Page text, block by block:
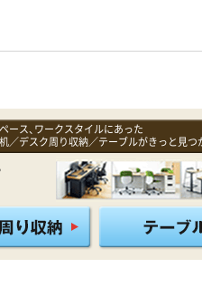
ース、ワークスタイルにあった
／デスク周り収納／テーブルがきっと見つ